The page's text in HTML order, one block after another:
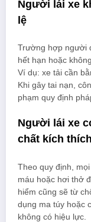
Người lái xe
lệ
Trường hợp người
hết hạn hoặc
Ví dụ: xe tải cần
Khi gây tai nạn,
phạm quy định
Người lái xe
chất kích thích
Theo quy định,
máu hoặc hơi thở
hiểm cũng sẽ từ
dụng ma túy hoặc
không có hiệu lực.